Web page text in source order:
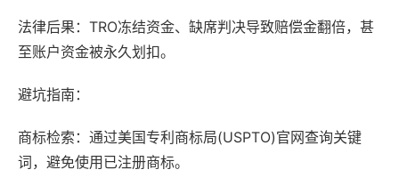
法律后果：TRO冻结资金、缺席判决导致赔偿金翻倍，甚
至账户资金被永久划扣。
避坑指南：
商标检索：通过美国专利商标局(USPTO)官网查询关键
词，避免使用已注册商标。